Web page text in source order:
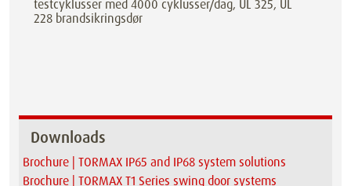
testcyklusser med 4000 cyklusser/dag, UL 325, UL
228 brandsikringsdør
Downloads
Brochure | TORMAX IP65 and IP68 system solutions
Brochure | TORMAX T1 Series swing door systems